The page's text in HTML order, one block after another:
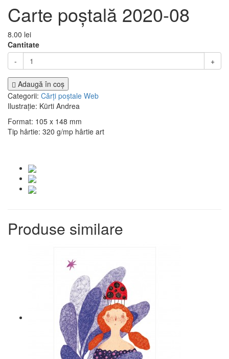
Carte poștală 2020-08
8.00 lei
Cantitate
-
+
Adaugă în coş
Categorii: Cărți poștale Web
Ilustrație: Kürti Andrea
Format: 105 x 148 mm
Tip hârtie: 320 g/mp hârtie art
Produse similare